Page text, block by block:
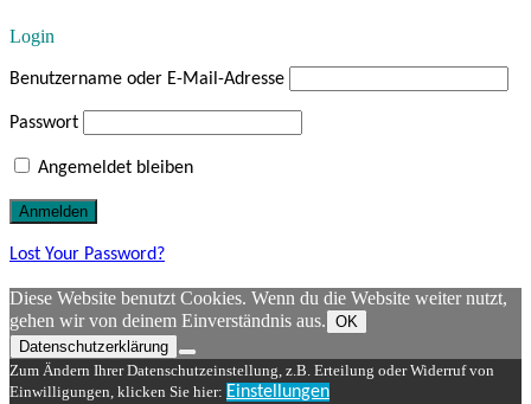
Login
Benutzername oder E-Mail-Adresse
Passwort
Angemeldet bleiben
Lost Your Password?
Diese Website benutzt Cookies. Wenn du die Website weiter nutzt,
gehen wir von deinem Einverständnis aus. OK
Datenschutzerklärung
Zum Ändern Ihrer Datenschutzeinstellung, z.B. Erteilung oder Widerruf von
Einwilligungen, klicken Sie hier: Einstellungen